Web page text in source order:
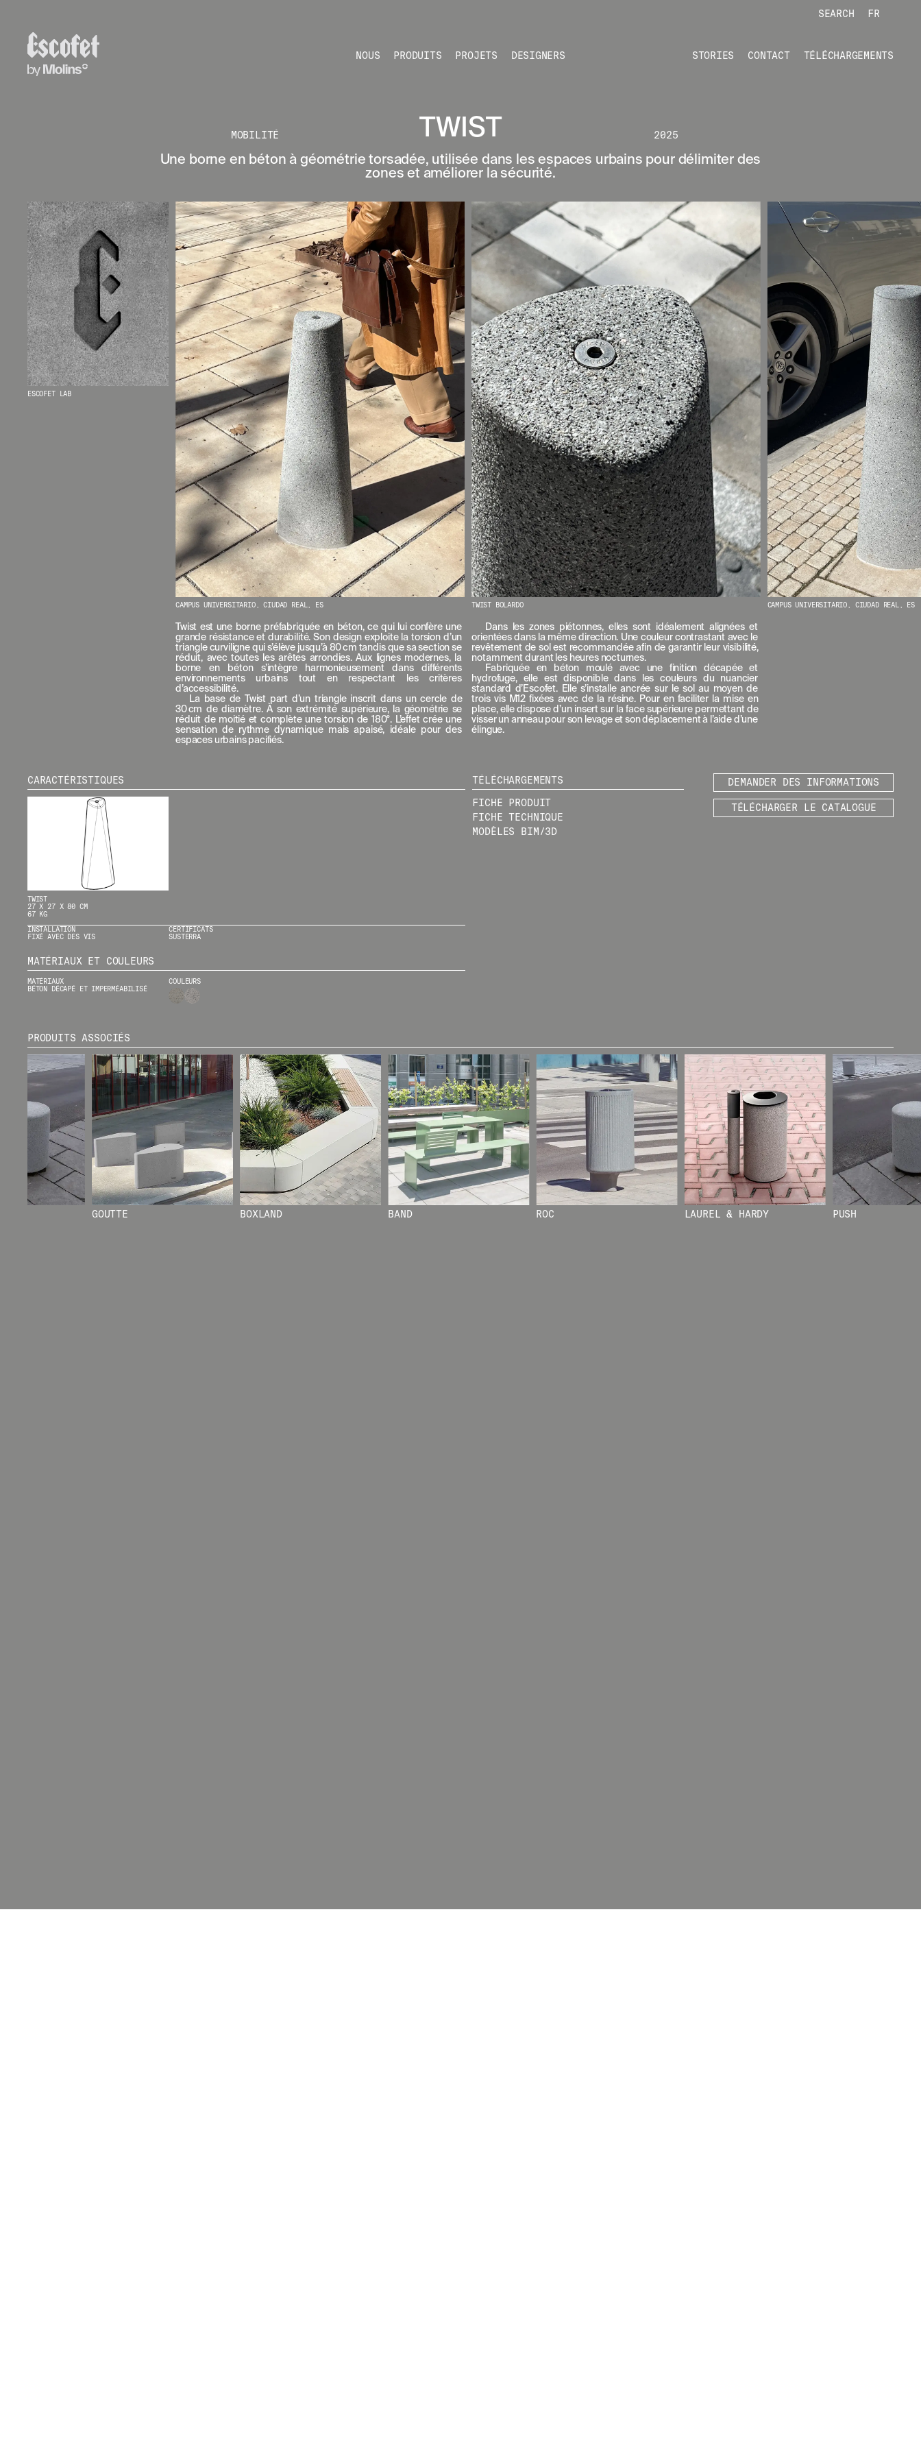
SEARCH FR
NOUS PRODUITS PROJETS DESIGNERS STORIES CONTACT TÉLÉCHARGEMENTS
MOBILITÉ TWIST 2025
Une borne en béton à géométrie torsadée, utilisée dans les espaces urbains pour délimiter des
zones et améliorer la sécurité.
ESCOFET LAB
CAMPUS UNIVERSITARIO, CIUDAD REAL, ES TWIST BOLARDO CAMPUS UNIVERSITARIO, CIUDAD REAL, ES
Twist est une borne préfabriquée en béton, ce qui lui confère une
grande résistance et durabilité. Son design exploite la torsion d’un
triangle curviligne qui s’élève jusqu’à 80 cm tandis que sa section se
réduit, avec toutes les arêtes arrondies. Aux lignes modernes, la
borne en béton s’intègre harmonieusement dans différents
environnements urbains tout en respectant les critères
d’accessibilité.
La base de Twist part d’un triangle inscrit dans un cercle de
30 cm de diamètre. À son extrémité supérieure, la géométrie se
réduit de moitié et complète une torsion de 180°. L’effet crée une
sensation de rythme dynamique mais apaisé, idéale pour des
espaces urbains pacifiés.
Dans les zones piétonnes, elles sont idéalement alignées et
orientées dans la même direction. Une couleur contrastant avec le
revêtement de sol est recommandée afin de garantir leur visibilité,
notamment durant les heures nocturnes.
Fabriquée en béton moulé avec une finition décapée et
hydrofuge, elle est disponible dans les couleurs du nuancier
standard d’Escofet. Elle s’installe ancrée sur le sol au moyen de
trois vis M12 fixées avec de la résine. Pour en faciliter la mise en
place, elle dispose d’un insert sur la face supérieure permettant de
visser un anneau pour son levage et son déplacement à l’aide d’une
élingue.
CARACTÉRISTIQUES
TWIST
27 X 27 X 80 CM
67 KG
INSTALLATION
FIXÉ AVEC DES VIS
CERTIFICATS
SUSTERRA
MATÉRIAUX ET COULEURS
MATÉRIAUX
BÉTON DÉCAPÉ ET IMPERMÉABILISÉ
COULEURS
TÉLÉCHARGEMENTS
FICHE PRODUIT
FICHE TECHNIQUE
MODÈLES BIM/3D
DEMANDER DES INFORMATIONS
TÉLÉCHARGER LE CATALOGUE
PRODUITS ASSOCIÉS
GOUTTE BOXLAND BAND ROC LAUREL & HARDY PUSH
MENU
RECEVEZ NOS DERNIÈRES ACTUALITÉS EN VOUS ABONNANT À NOTRE
ENVOYER
J'AI LU ET J'ACCEPTELA POLITIQUE DE
CONFIDENTIALITÉ.
WE ARE MOLINS GO TO CORPORATE SITE
LÉGALES
POLITIQUE DE
COOKIES
CERTIFICATS